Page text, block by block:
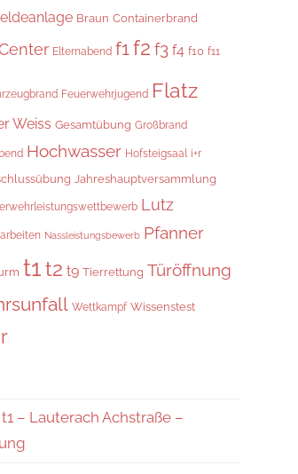
Braun Containerbrand
Elternabend f1f2 f3 f4 f10 f11
Feuerwehrjugend Flatz
Weiss Gesamtübung Großbrand
Hochwasser Hofsteigsaal i+r
Jahreshauptversammlung
Lutz
Nassleistungsbewerb Pfanner
t1t2 t9 Tierrettung Türöffnung
Wettkampf Wissenstest
t1 – Lauterach Achstraße –